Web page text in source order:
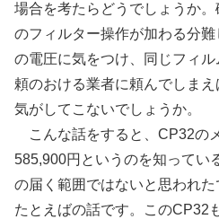
場合を考たらどうでしょうか
のフィルター操作が加わる分
の電圧に気をつけ、同じフィ
頼のおける業者に頼んでしま
気がしてこないでしょうか。
こんな話をすると、CP32の
585,900円というのを知ってい
の届く範囲ではないと思われ
たとえばの話です。このCP32